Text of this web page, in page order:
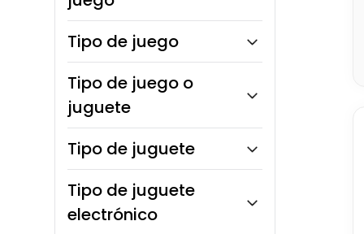
Competitivo
Tipo de juego
Estrategia
Juego de rol
Juego de cuidado
Juego creativo
Juego de fantasía
Tipo de juego o
juguete
Montables
Tipo de juguete
Apilable
Musical
Sensorial
Tipo de juguete
electrónico